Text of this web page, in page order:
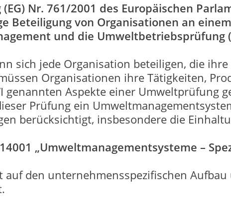
Nr. 761/2001 des Europäischen
Beteiligung von Organisationen an
und die Umweltbetriebsprüfung
sich jede Organisation beteiligen, die
Organisationen ihre Tätigkeiten,
genannten Aspekte einer Umweltprüfung
Prüfung ein
berücksichtigt, insbesondere die
14001 „Umweltmanagementsysteme –
auf den unternehmensspezifischen